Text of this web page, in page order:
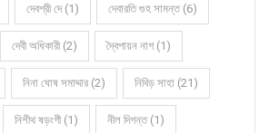
দেবশ্রী দে (1) দেবারতি গুহ সামন্ত (6)
দেবী অধিকারী (2) দ্বৈপায়ন নাগ (1)
নিনা ঘোষ সমাদ্দার (2) নিবিড় সাহা (21)
নিশীথ ষড়ংগী (1) নীল দিগন্ত (1)